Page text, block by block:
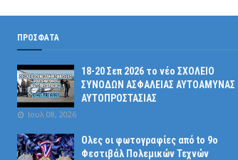
ΠΡΟΣΦΑΤΑ
18-20 Σεπ 2026 το νέο ΣΧΟΛΕΙΟ
ΣΥΝΟΔΩΝ ΑΣΦΑΛΕΙΑΣ ΑΥΤΟΑΜΥΝΑΣ
ΑΥΤΟΠΡΟΣΤΑΣΙΑΣ
Ιουλ 08, 2026
Ολες οι φωτογραφίες από tο 9ο
Φεστιβάλ Πολεμικών Τεχνών